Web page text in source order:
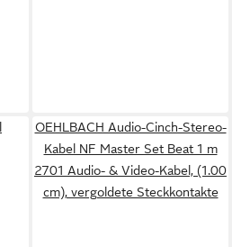
OEHLBACH Audio-Cinch-Stereo-
Kabel NF Master Set Beat 1 m
2701 Audio- & Video-Kabel, (1.00
cm), vergoldete Steckkontakte